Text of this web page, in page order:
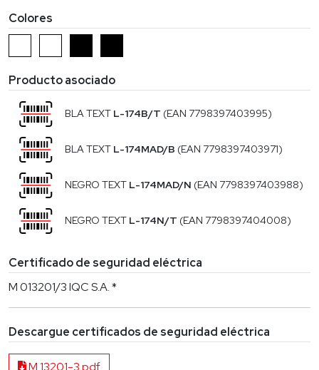
Colores
Producto asociado
BLA TEXT L-174B/T (EAN 7798397403995)
BLA TEXT L-174MAD/B (EAN 7798397403971)
NEGRO TEXT L-174MAD/N (EAN 7798397403988)
NEGRO TEXT L-174N/T (EAN 7798397404008)
Certificado de seguridad eléctrica
M 013201/3 IQC S.A. *
Descargue certificados de seguridad eléctrica
M 13201-3.pdf